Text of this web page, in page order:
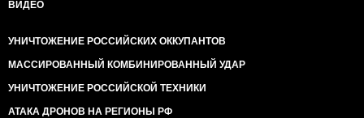
ВИДЕО
УНИЧТОЖЕНИЕ РОССИЙСКИХ ОККУПАНТОВ
МАССИРОВАННЫЙ КОМБИНИРОВАННЫЙ УДАР
УНИЧТОЖЕНИЕ РОССИЙСКОЙ ТЕХНИКИ
АТАКА ДРОНОВ НА РЕГИОНЫ РФ